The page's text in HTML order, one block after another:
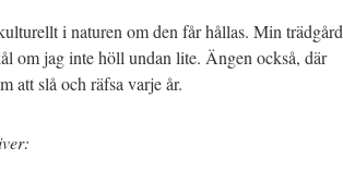
i naturen om den får hållas. Min trädgård
om jag inte höll undan lite. Ängen också, där
att slå och räfsa varje år.